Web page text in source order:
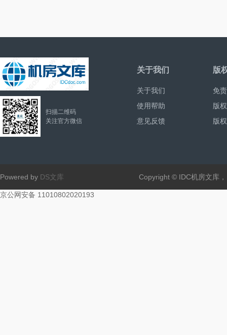
扫描二维码
关注官方微信
关于我们
关于我们
使用帮助
意见反馈
版
免
版
版
Powered by DS文库 Copyright © IDC机房文库
京公网安备 11010802020193